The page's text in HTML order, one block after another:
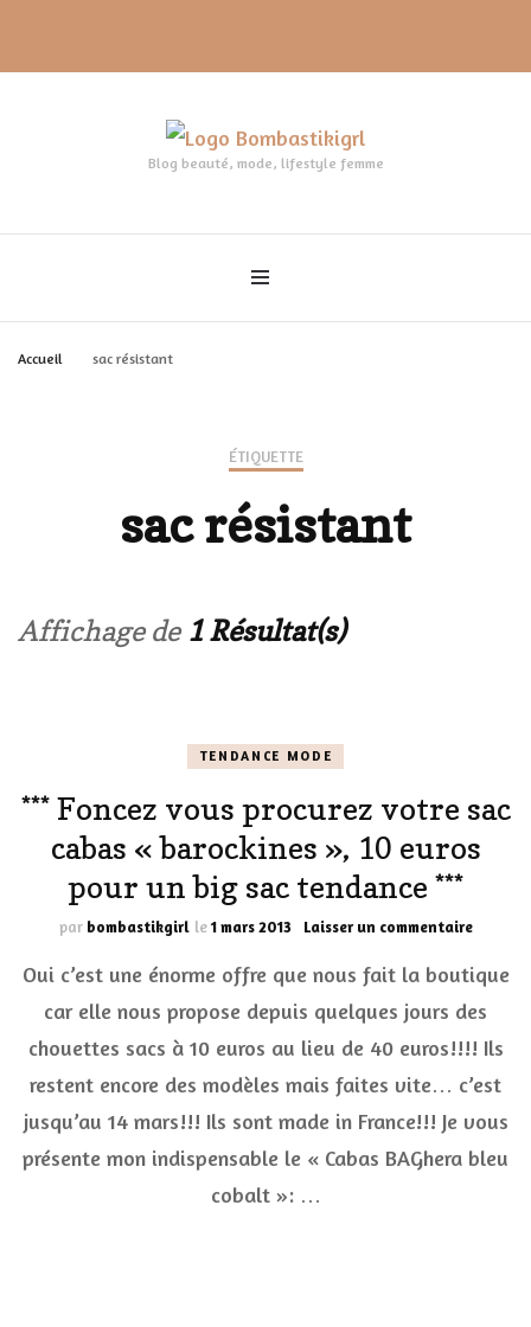
Blog beauté, mode, lifestyle femme
Accueil sac résistant
ÉTIQUETTE
sac résistant
Affichage de 1 Résultat(s)
TENDANCE MODE
*** Foncez vous procurez votre sac
cabas « barockines », 10 euros
pour un big sac tendance ***
par bombastikgirl le1 mars 2013 Laisser un commentairesur
Foncez
votre
cabas
«
euros
Oui c’est une énorme offre que nous fait la boutique
car elle nous propose depuis quelques jours des
chouettes sacs à 10 euros au lieu de 40 euros!!!! Ils
restent encore des modèles mais faites vite… c’est
jusqu’au 14 mars!!! Ils sont made in France!!! Je vous
présente mon indispensable le « Cabas BAGhera bleu
cobalt »: …